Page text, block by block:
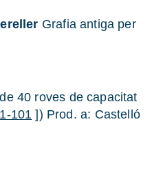
Grafia antiga per
40 roves de capacitat
101 ]) Prod. a: Castelló